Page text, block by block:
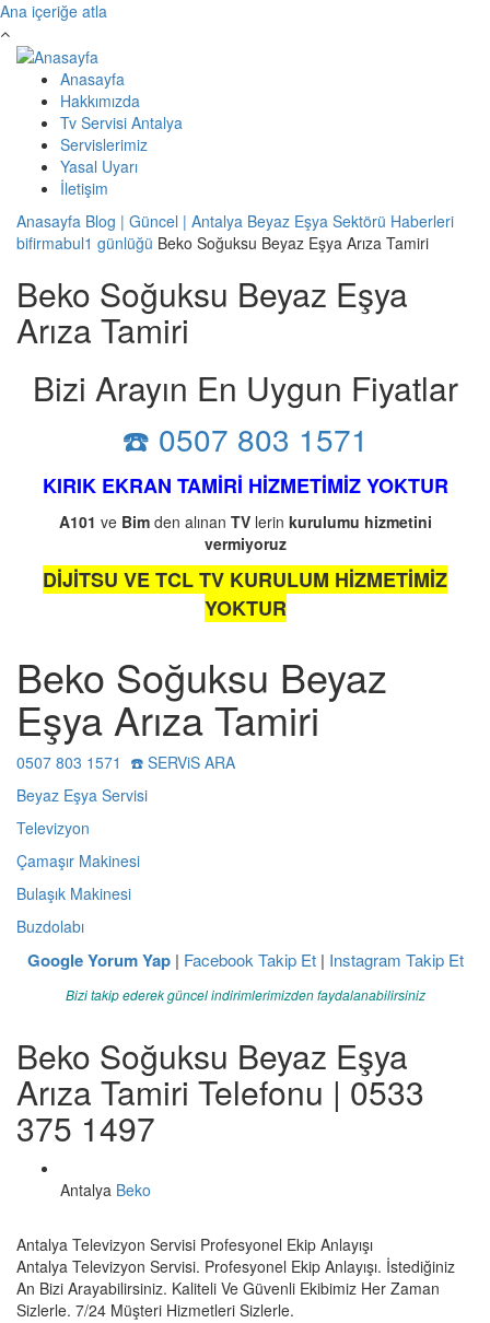
Ana içeriğe atla
Anasayfa
Hakkımızda
Tv Servisi Antalya
Servislerimiz
Yasal Uyarı
İletişim
Anasayfa Blog | Güncel | Antalya Beyaz Eşya Sektörü Haberleri
bifirmabul1 günlüğü Beko Soğuksu Beyaz Eşya Arıza Tamiri
Beko Soğuksu Beyaz Eşya
Arıza Tamiri
Bizi Arayın En Uygun Fiyatlar
☎️ 0507 803 1571
KIRIK EKRAN TAMİRİ HİZMETİMİZ YOKTUR
A101 ve Bimden alınan TVlerin kurulumu hizmetini
vermiyoruz
DİJİTSU VE TCL TV KURULUM HİZMETİMİZ
YOKTUR
Beko Soğuksu Beyaz
Eşya Arıza Tamiri
0507 803 1571 ☎️ SERViS ARA
Beyaz Eşya Servisi
Televizyon
Çamaşır Makinesi
Bulaşık Makinesi
Buzdolabı
Google Yorum Yap| Facebook Takip Et| Instagram Takip Et
Bizi takip ederek güncel indirimlerimizden faydalanabilirsiniz
Beko Soğuksu Beyaz Eşya
Arıza Tamiri Telefonu | 0533
375 1497
Antalya Beko
Antalya Televizyon Servisi Profesyonel Ekip Anlayışı
Antalya Televizyon Servisi. Profesyonel Ekip Anlayışı. İstediğiniz
An Bizi Arayabilirsiniz. Kaliteli Ve Güvenli Ekibimiz Her Zaman
Sizlerle. 7/24 Müşteri Hizmetleri Sizlerle.